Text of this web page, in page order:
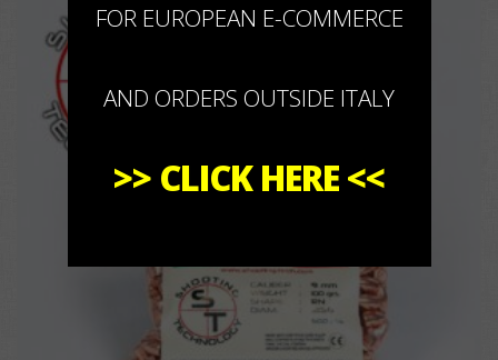
FOR EUROPEAN E-COMMERCE
AND ORDERS OUTSIDE ITALY
>> CLICK HERE<<